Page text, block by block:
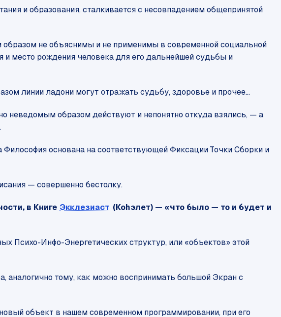
и образования, сталкивается с несовпадением общепринятой
образом не объяснимы и не применимы в современной социальной
место рождения человека для его дальнейшей судьбы и
линии ладони могут отражать судьбу, здоровье и прочее...
неведомым образом действуют и непонятно откуда взялись, — а
основана на соответствующей Фиксации Точки Сборки и
— совершенно бестолку.
в Книге Экклезиаст (Коhэлет) — «что было— то и будет и
Психо-Инфо-Энергетических структур, или «объектов» этой
аналогично тому, как можно воспринимать большой Экран с
объект в нашем современном программировании, при его